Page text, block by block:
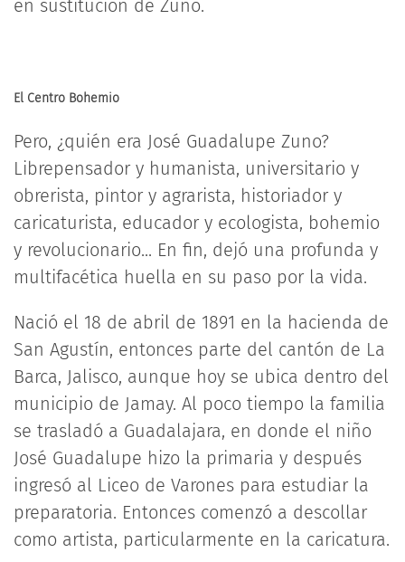
en sustitución de Zuno.
El Centro Bohemio
Pero, ¿quién era José Guadalupe Zuno?
Librepensador y humanista, universitario y
obrerista, pintor y agrarista, historiador y
caricaturista, educador y ecologista, bohemio
y revolucionario... En fin, dejó una profunda y
multifacética huella en su paso por la vida.
Nació el 18 de abril de 1891 en la hacienda de
San Agustín, entonces parte del cantón de La
Barca, Jalisco, aunque hoy se ubica dentro del
municipio de Jamay. Al poco tiempo la familia
se trasladó a Guadalajara, en donde el niño
José Guadalupe hizo la primaria y después
ingresó al Liceo de Varones para estudiar la
preparatoria. Entonces comenzó a descollar
como artista, particularmente en la caricatura.